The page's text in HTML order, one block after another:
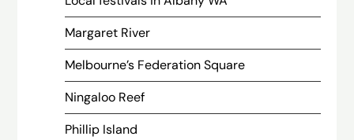
Margaret River
Melbourne’s Federation Square
Ningaloo Reef
Phillip Island